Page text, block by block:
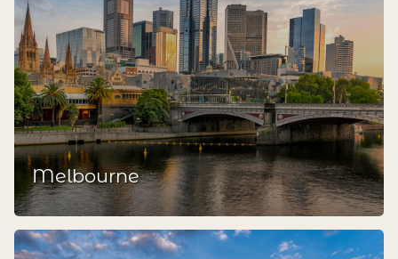
Melbourne